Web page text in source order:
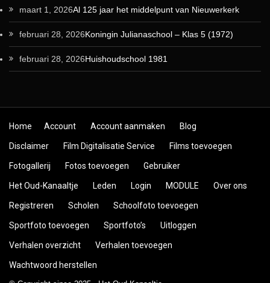
Al 125 jaar het middelpunt van Nieuwerkerk
maart 1, 2026
Koningin Julianaschool – Klas 5 (1972)
februari 28, 2026
Huishoudschool 1981
februari 28, 2026
Skip to content
Home Account Account aanmaken Blog
Disclaimer Film Digitalisatie Service Films toevoegen
Fotogallerij Fotos toevoegen Gebruiker
Het Oud-Kanaaltje Leden Login MODULE Over ons
Registreren Scholen Schoolfoto toevoegen
Sportfoto toevoegen Sportfoto’s Uitloggen
Verhalen overzicht Verhalen toevoegen
Wachtwoord herstellen